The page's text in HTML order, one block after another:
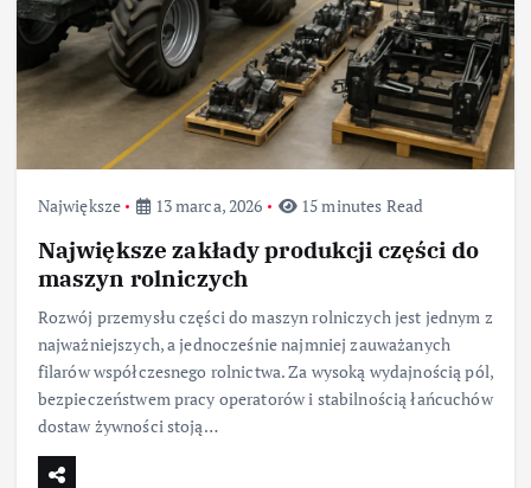
Największe 13 marca, 2026 15 minutes Read
Największe zakłady produkcji części do
maszyn rolniczych
Rozwój przemysłu części do maszyn rolniczych jest jednym z
najważniejszych, a jednocześnie najmniej zauważanych
filarów współczesnego rolnictwa. Za wysoką wydajnością pól,
bezpieczeństwem pracy operatorów i stabilnością łańcuchów
dostaw żywności stoją…